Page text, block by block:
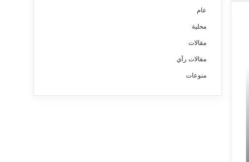
عام
محلية
مقالات
مقالات رأي
منوعات